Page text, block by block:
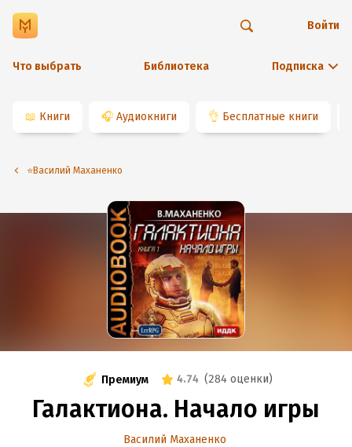
Что выбрать Библиотека Подписка
Войти
📖 Книги 🎧 Аудиокниги 👌 Бесплатные книги
⭐️Василий Маханенко
Премиум 4.74 (284 оценки)
Галактиона. Начало игры
Василий Маханенко